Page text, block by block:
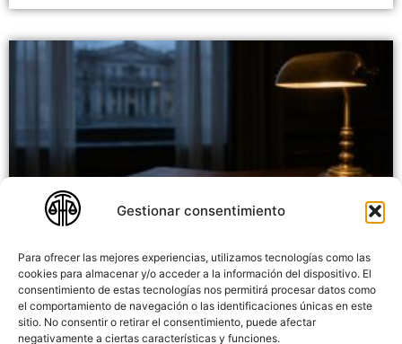
Gestionar consentimiento
Para ofrecer las mejores experiencias, utilizamos tecnologías como las
cookies para almacenar y/o acceder a la información del dispositivo. El
consentimiento de estas tecnologías nos permitirá procesar datos como
el comportamiento de navegación o las identificaciones únicas en este
sitio. No consentir o retirar el consentimiento, puede afectar
negativamente a ciertas características y funciones.
Recurso de apelación penal: cuándo procede y cómo se
interpone
14/07/2026